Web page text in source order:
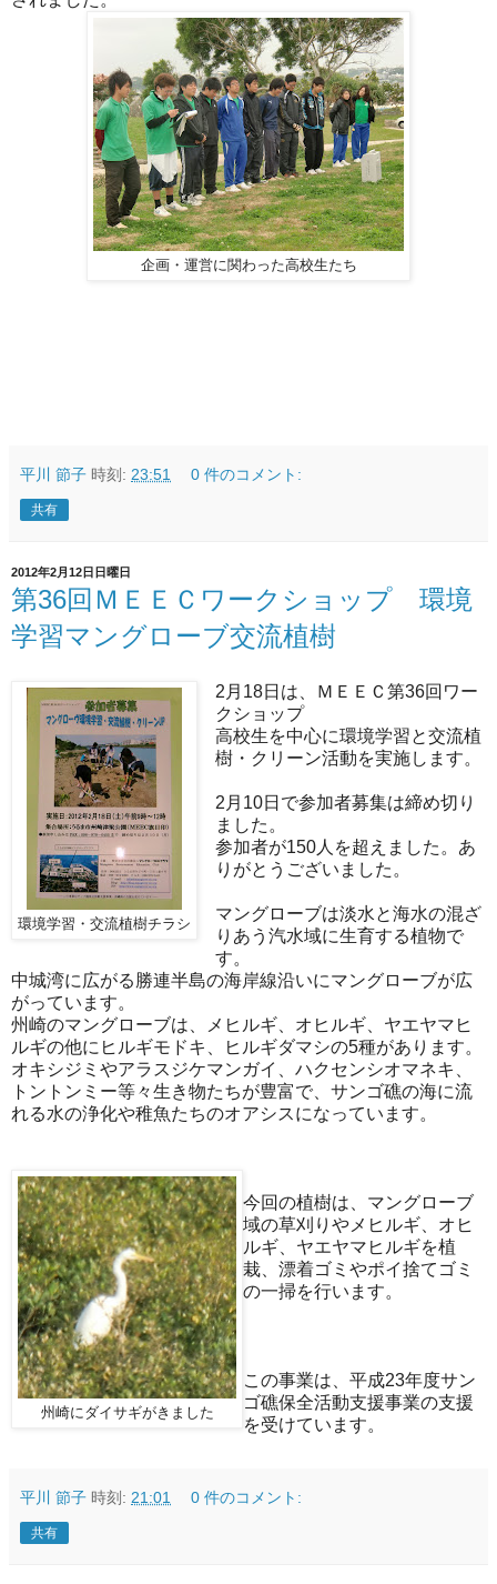
企画・運営に関わった高校生たち
平川 節子 時刻: 23:51 0 件のコメント:
共有
2012年2月12日日曜日
第36回ＭＥＥＣワークショップ 環境
学習マングローブ交流植樹
環境学習・交流植樹チラシ
2月18日は、ＭＥＥＣ第36回ワー
クショップ
高校生を中心に環境学習と交流植
樹・クリーン活動を実施します。
2月10日で参加者募集は締め切り
ました。
参加者が150人を超えました。あ
りがとうございました。
マングローブは淡水と海水の混ざ
りあう汽水域に生育する植物で
す。
中城湾に広がる勝連半島の海岸線沿いにマングローブが広
がっています。
州崎のマングローブは、メヒルギ、オヒルギ、ヤエヤマヒ
ルギの他にヒルギモドキ、ヒルギダマシの5種があります。
オキシジミやアラスジケマンガイ、ハクセンシオマネキ、
トントンミー等々生き物たちが豊富で、サンゴ礁の海に流
れる水の浄化や稚魚たちのオアシスになっています。
州崎にダイサギがきました
今回の植樹は、マングローブ
域の草刈りやメヒルギ、オヒ
ルギ、ヤエヤマヒルギを植
栽、漂着ゴミやポイ捨てゴミ
の一掃を行います。
この事業は、平成23年度サン
ゴ礁保全活動支援事業の支援
を受けています。
平川 節子 時刻: 21:01 0 件のコメント:
共有